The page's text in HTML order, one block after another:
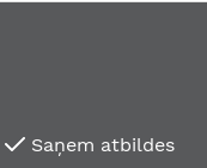
Saņem atbildes